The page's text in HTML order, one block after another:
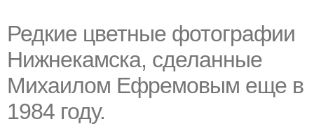
Редкие цветные фотографии
Нижнекамска, сделанные
Михаилом Ефремовым еще в
1984 году.